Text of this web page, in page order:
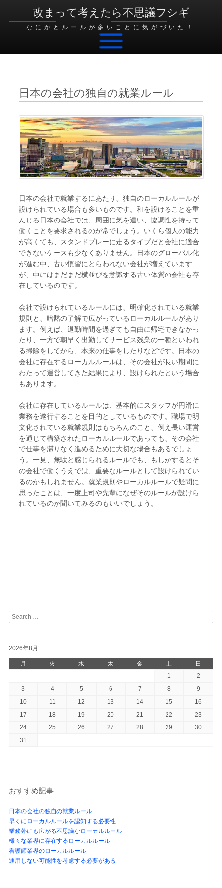
改まって考えたら不思議フシギ
なにかとルールが多いことに気がづいた！
日本の会社の独自の就業ルール
日本の会社で就業するにあたり、独自のローカルルールが
設けられている場合も多いものです。和を設けることを重
んじる日本の会社では、周囲に気を遣い、協調性を持って
働くことを要求されるのが常でしょう。いくら個人の能力
が高くても、スタンドプレーに走るタイプだと会社に適合
できないケースも少なくありません。日本のグローバル化
が進む中、古い慣習にとらわれない会社が増えています
が、中にはまだまだ横並びを意識する古い体質の会社も存
在しているのです。
会社で設けられているルールには、明確化されている就業
規則と、暗黙の了解で広がっているローカルルールがあり
ます。例えば、退勤時間を過ぎても自由に帰宅できなかっ
たり、一方で朝早く出勤してサービス残業の一種といわれ
る掃除をしてから、本来の仕事をしたりなどです。日本の
会社に存在するローカルルールは、その会社が長い期間に
わたって運営してきた結果により、設けられたという場合
もあります。
会社に存在しているルールは、基本的にスタッフが円滑に
業務を遂行することを目的としているものです。職場で明
文化されている就業規則はもちろんのこと、例え長い運営
を通じて構築されたローカルルールであっても、その会社
で仕事を滞りなく進めるために大切な場合もあるでしょ
う。一見、無駄と感じられるルールでも、もしかするとそ
の会社で働くうえでは、重要なルールとして設けられてい
るのかもしれません。就業規則やローカルルールで疑問に
思ったことは、一度上司や先輩になぜそのルールが設けら
れているのか聞いてみるのもいいでしょう。
Search
2026年8月
月 火 水 木 金 土
日
1
2
3
4 5 6 7 8
9
10
11 12 13 14 15
16
17
18 19 20 21 22
23
24
25 26 27 28 29
30
31
おすすめ記事
日本の会社の独自の就業ルール
早くにローカルルールを認知する必要性
業務外にも広がる不思議なローカルルール
様々な業界に存在するローカルルール
看護師業界のローカルルール
通用しない可能性を考慮する必要がある